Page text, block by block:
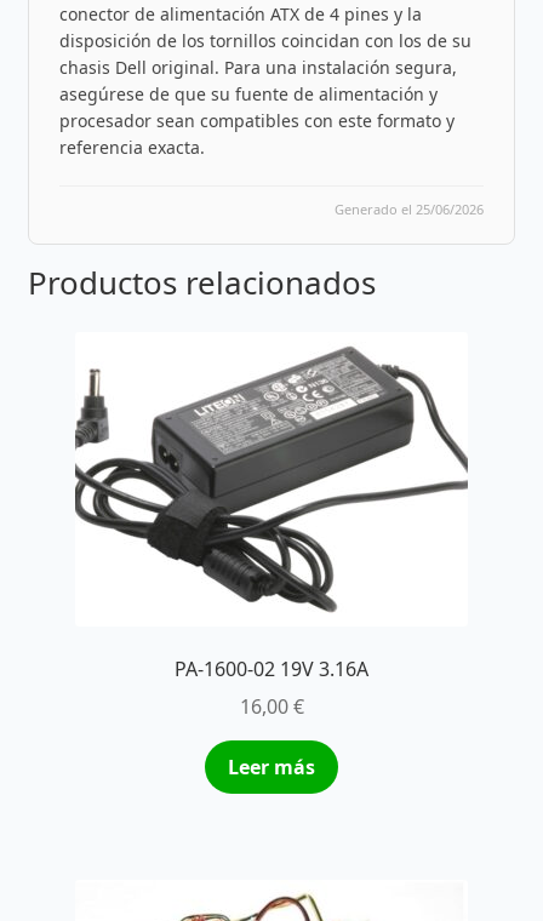
conector de alimentación ATX de 4 pines y la
disposición de los tornillos coincidan con los de su
chasis Dell original. Para una instalación segura,
asegúrese de que su fuente de alimentación y
procesador sean compatibles con este formato y
referencia exacta.
Generado el 25/06/2026
Productos relacionados
PA-1600-02 19V 3.16A
16,00€
Leer más